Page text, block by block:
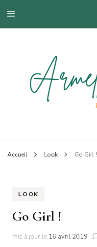
Armelle
Accueil Look Go Girl !
LOOK
Go Girl !
mis à jour le 16 avril 2019